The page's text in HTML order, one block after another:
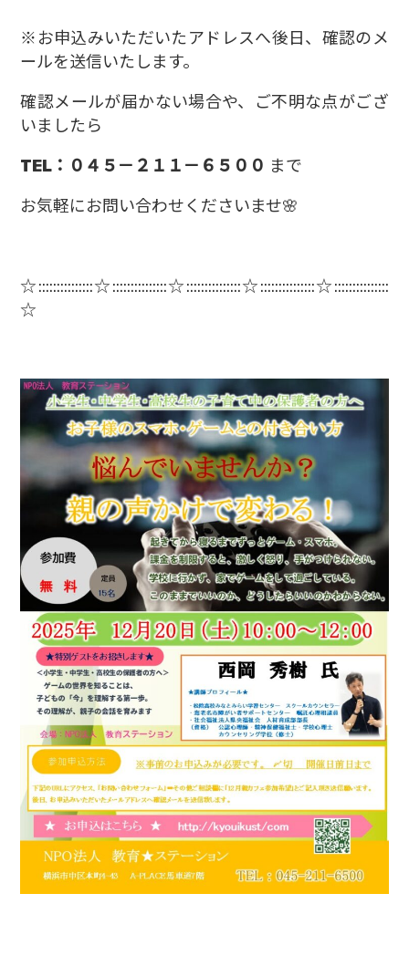
※お申込みいただいたアドレスへ後日、確認のメ
ールを送信いたします。
確認メールが届かない場合や、ご不明な点がござ
いましたら
TEL：０４５－２１１－６５００ まで
お気軽にお問い合わせくださいませ🌸
☆:::::::::::::::☆:::::::::::::::☆:::::::::::::::☆:::::::::::::::☆:::::::::::::::
☆